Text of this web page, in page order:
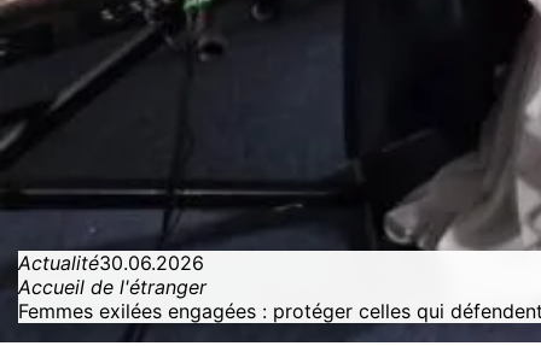
Actualité30.06.2026
Accueil de l'étranger
Femmes exilées engagées : protéger celles qui